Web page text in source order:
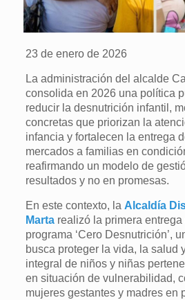
23 de enero de 2026
La administración del alcalde
consolida en 2026 una política
reducir la desnutrición infantil,
concretas que priorizan la
infancia y fortalecen la entrega
mercados a familias en
reafirmando un modelo de
resultados y no en promesas.
En este contexto, la Alcaldía
Marta realizó la primera entrega
programa ‘Cero Desnutrición’,
busca proteger la vida, la salud
integral de niños y niñas
en situación de vulnerabilidad,
mujeres gestantes y madres en